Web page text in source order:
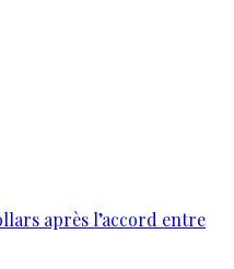
après l’accord entre